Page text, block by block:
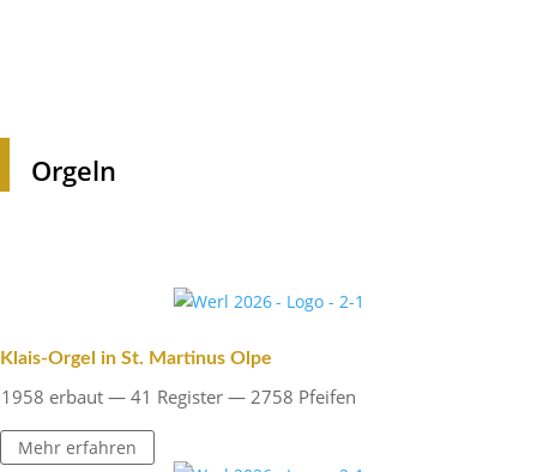
Orgeln
Klais-Orgel in St. Martinus Olpe
1958 erbaut — 41 Register — 2758 Pfeifen
Mehr erfahren